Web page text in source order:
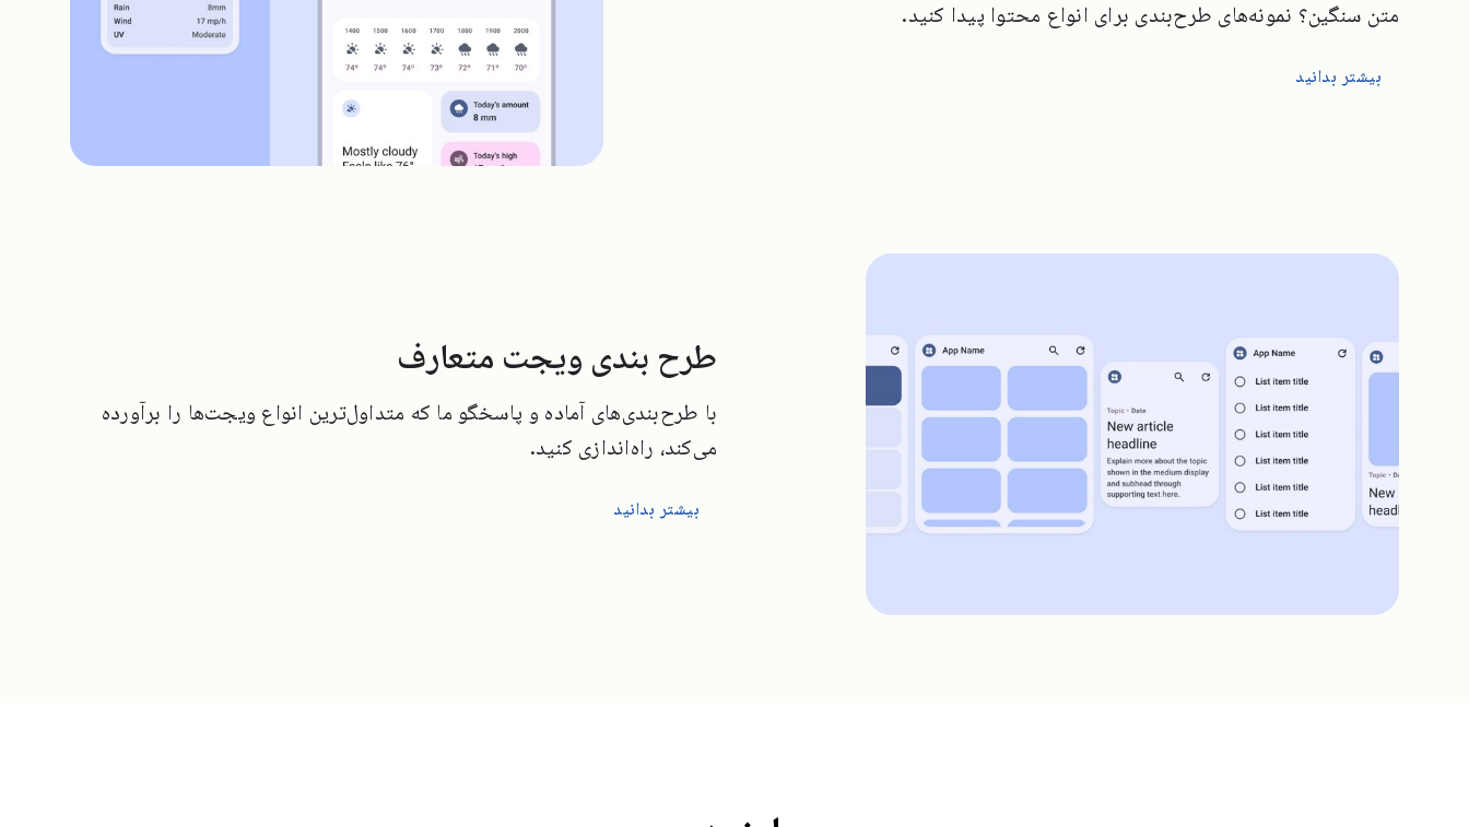
متن سنگین؟ نمونه‌های طرح‌بندی برای انواع محتوا پیدا کنید.
بیشتر بدانید
طرح بندی ویجت متعارف
با طرح‌بندی‌های آماده و پاسخگو ما که متداول‌ترین انواع ویجت‌ها را برآورده
می‌کند، راه‌اندازی کنید.
بیشتر بدانید